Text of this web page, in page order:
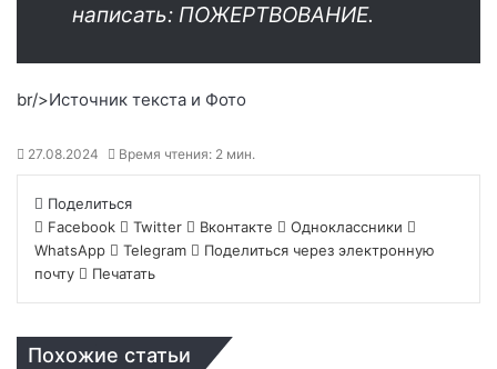
написать: ПОЖЕРТВОВАНИЕ.
br/>Источник текста и Фото
27.08.2024 Время чтения: 2 мин.
Поделиться
Facebook
Twitter Вконтакте
Одноклассники
WhatsApp
Telegram
Поделиться через электронную
почту
Печатать
Похожие статьи